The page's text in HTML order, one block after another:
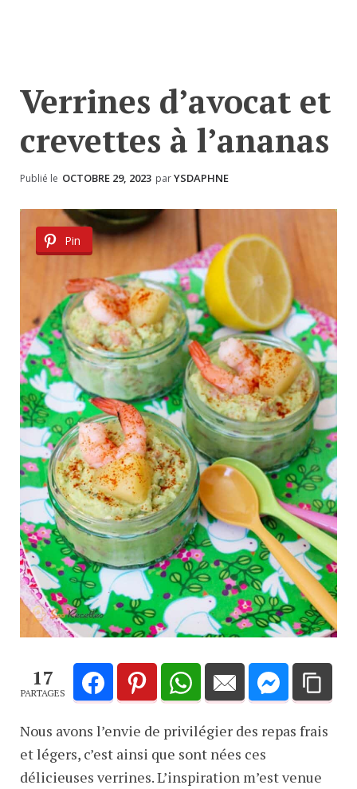
Verrines d’avocat et
crevettes à l’ananas
Publié le OCTOBRE 29, 2023 parYSDAPHNE
Pin
17
PARTAGES
Nous avons l’envie de privilégier des repas frais
et légers, c’est ainsi que sont nées ces
délicieuses verrines. L’inspiration m’est venue